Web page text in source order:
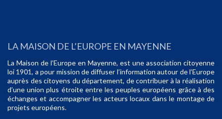
LA MAISON DE L’EUROPE EN MAYENNE
La Maison de l’Europe en Mayenne, est une association citoyenne
loi 1901, a pour mission de diffuser l’information autour de l’Europe
auprès des citoyens du département, de contribuer à la réalisation
d’une union plus étroite entre les peuples européens grâce à des
échanges et accompagner les acteurs locaux dans le montage de
projets européens.